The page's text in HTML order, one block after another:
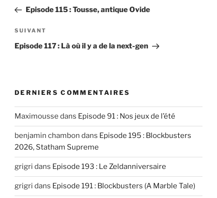
précédent
Episode 115 : Tousse, antique Ovide
Article
suivant
SUIVANT
Episode 117 : Là où il y a de la next-gen
DERNIERS COMMENTAIRES
Maximousse dans Episode 91 : Nos jeux de l’été
benjamin chambon dans Episode 195 : Blockbusters
2026, Statham Supreme
grigri dans Episode 193 : Le Zeldanniversaire
grigri dans Episode 191 : Blockbusters (A Marble Tale)